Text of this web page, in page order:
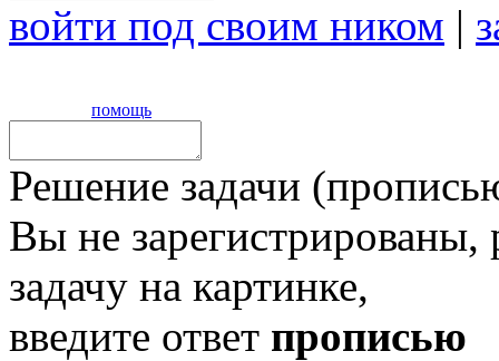
войти под своим ником |
помощь
Решение задачи
Вы не
задачу на картинке,
введите ответ прописью